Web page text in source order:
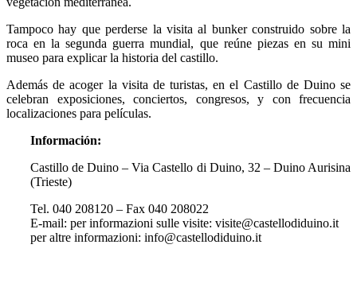
Tampoco hay que perderse la visita al bunker construido sobre la
roca en la segunda guerra mundial, que reúne piezas en su mini
museo para explicar la historia del castillo.
Además de acoger la visita de turistas, en el Castillo de Duino se
celebran exposiciones, conciertos, congresos, y con frecuencia
localizaciones para películas.
Información:
Castillo de Duino – Via Castello di Duino, 32 – Duino Aurisina
(Trieste)
Tel. 040 208120 – Fax 040 208022
E-mail: per informazioni sulle visite: visite@castellodiduino.it
per altre informazioni: info@castellodiduino.it